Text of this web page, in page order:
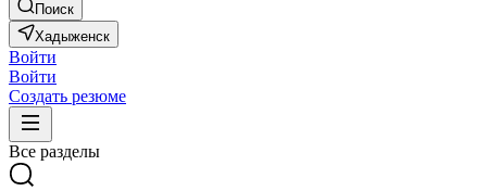
Поиск
Хадыженск
Войти
Войти
Создать резюме
Все разделы